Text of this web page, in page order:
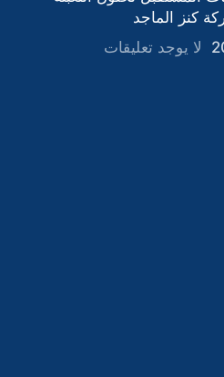
كنز الماجد
لا يوجد تعليقات